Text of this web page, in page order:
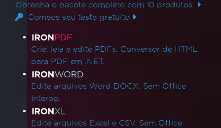
Obtenha o pacote completo com 10 produtos.
Comece seu teste gratuito
Links de produtos
Crie, leia e edite PDFs. Conversor de HTML
para PDF em .NET.
Edite arquivos Word DOCX. Sem Office
Interop.
Edite arquivos Excel e CSV. Sem Office